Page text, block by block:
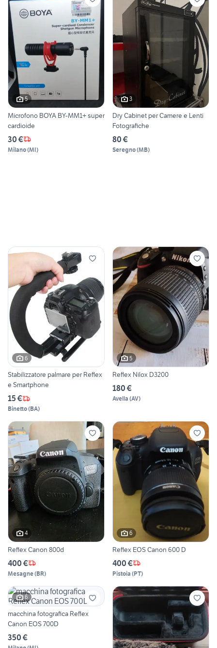
5
Microfono BOYA BY-MM1+ super
cardioide
30 €
Milano(MI)
3
Dry Cabinet per Camere e Lenti
Fotografiche
80 €
Seregno(MB)
6
Stabilizzatore palmare per Reflex
e Smartphone
15 €
Binetto(BA)
5
Reflex Nilox D3200
180 €
Avella (AV)
4
Reflex Canon 800d
400 €
Mesagne(BR)
6
Reflex EOS Canon 600 D
400 €
Pistoia (PT)
6
macchina fotografica Reflex
Canon EOS 700D
350 €